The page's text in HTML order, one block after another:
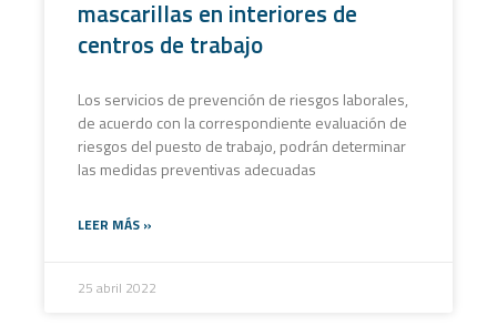
mascarillas en interiores de
centros de trabajo
Los servicios de prevención de riesgos laborales,
de acuerdo con la correspondiente evaluación de
riesgos del puesto de trabajo, podrán determinar
las medidas preventivas adecuadas
LEER MÁS »
25 abril 2022